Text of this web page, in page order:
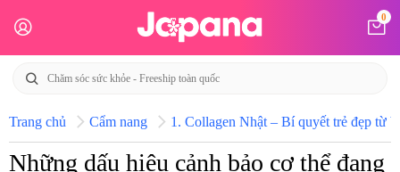
0
Trang chủ Cẩm nang 1. Collagen Nhật – Bí quyết trẻ đẹp từ
Những dấu hiệu cảnh bảo cơ thể đang